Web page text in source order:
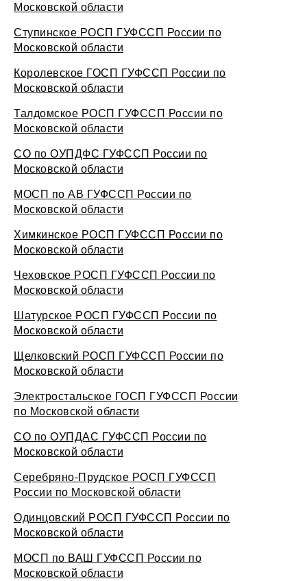
Московской области
Ступинское РОСП ГУФССП России по
Московской области
Королевское ГОСП ГУФССП России по
Московской области
Талдомское РОСП ГУФССП России по
Московской области
СО по ОУПДФС ГУФССП России по
Московской области
МОСП по АВ ГУФССП России по
Московской области
Химкинское РОСП ГУФССП России по
Московской области
Чеховское РОСП ГУФССП России по
Московской области
Шатурское РОСП ГУФССП России по
Московской области
Щелковский РОСП ГУФССП России по
Московской области
Электростальское ГОСП ГУФССП России
по Московской области
СО по ОУПДАС ГУФССП России по
Московской области
Серебряно-Прудское РОСП ГУФССП
России по Московской области
Одинцовский РОСП ГУФССП России по
Московской области
МОСП по ВАШ ГУФССП России по
Московской области